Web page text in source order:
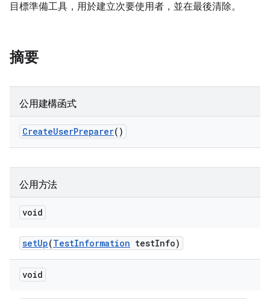
目標準備工具，用於建立次要使用者，並在最後清除。
摘要
公用建構函式
CreateUserPreparer()
公用方法
void
setUp(TestInformation testInfo)
void